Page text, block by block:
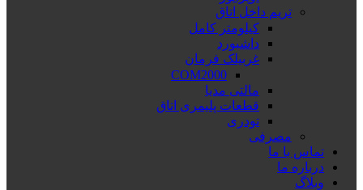
تریم داخل اتاق
کیلومتر کامل
داشبورد
غربیلک فرمان
COM2000
مالتی مدیا
قطعات پلیمری اتاق
تودری
مصرفی
تماس با ما
درباره ما
وبلاگ